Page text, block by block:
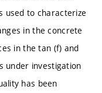
used to characterize
in the concrete
in the tan (f) and
under investigation
has been